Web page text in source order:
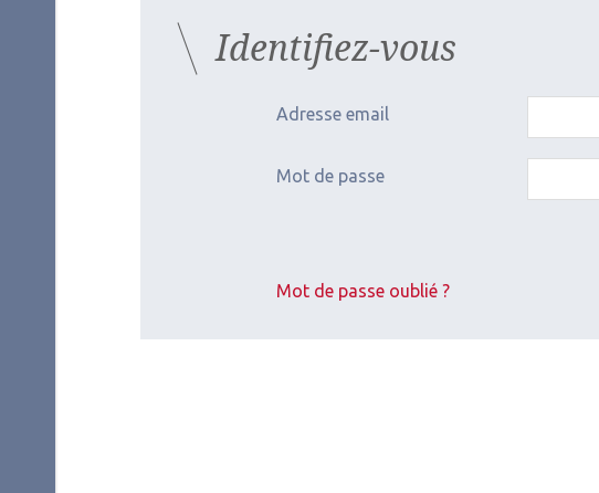
Identifiez-vous
Adresse email
Mot de passe
Mot de passe oublié ?